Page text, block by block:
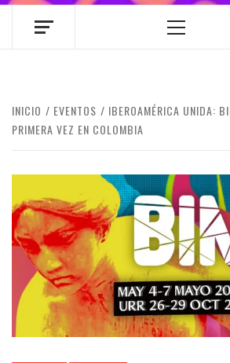
Menú
INICIO EVENTOS
IBEROAMÉRICA UNIDA:
PRIMERA VEZ EN COLOMBIA